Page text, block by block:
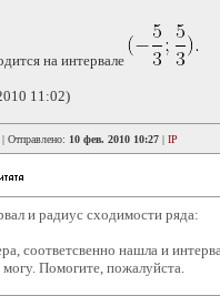
на интервале
11:02)
| Отправлено: 10 фев. 2010 10:27 | IP
и радиус сходимости ряда:
соответсвенно нашла и
могу. Помогите, пожалуйста.